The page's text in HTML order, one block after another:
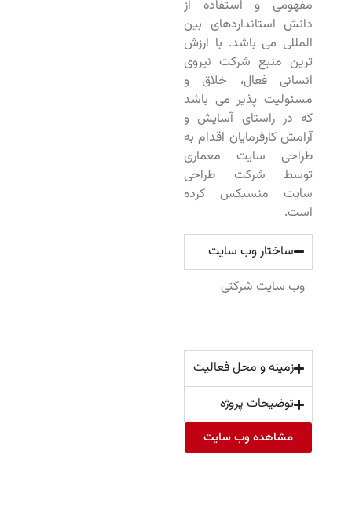
مفهومی و استفاده از
دانش استانداردهای بین
المللی می باشد. با ارزش
ترین منبع شرکت نیروی
انسانی فعال، خلاق و
مسئولیت پذیر می باشد
که در راستای آسایش و
آرامش کارفرمایان اقدام به
طراحی سایت معماری
توسط شرکت طراحی
سایت منسیکس کرده
است.
ساختار وب سایت
وب سایت شرکتی
زمینه و محل فعالیت
توضیحات پروژه
مشاهده وب سایت